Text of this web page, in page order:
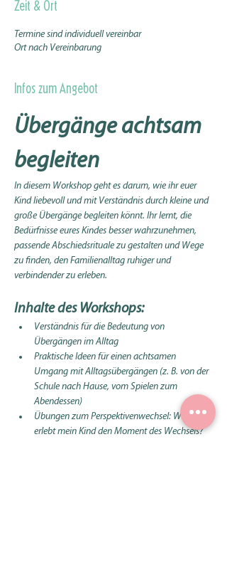
Zeit & Ort
Termine sind individuell vereinbar
Ort nach Vereinbarung
Infos zum Angebot
Übergänge achtsam
begleiten
In diesem Workshop geht es darum, wie ihr euer
Kind liebevoll und mit Verständnis durch kleine und
große Übergänge begleiten könnt. Ihr lernt, die
Bedürfnisse eures Kindes besser wahrzunehmen,
passende Abschiedsrituale zu gestalten und Wege
zu finden, den Familienalltag ruhiger und
verbindender zu erleben.
Inhalte des Workshops:
Verständnis für die Bedeutung von
Übergängen im Alltag
Praktische Ideen für einen achtsamen
Umgang mit Alltagsübergängen (z. B. von der
Schule nach Hause, vom Spielen zum
Abendessen)
Übungen zum Perspektivenwechsel: Wie
erlebt mein Kind den Moment des Wechsels?